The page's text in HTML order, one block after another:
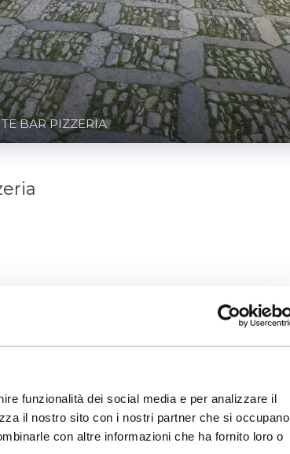
funzionalità dei social media e per analizzare il
il nostro sito con i nostri partner che si occupano
con altre informazioni che ha fornito loro o
BAR PIZZERIA